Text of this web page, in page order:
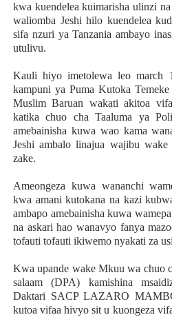
kwa kuendelea kuimarisha ulinzi
waliomba Jeshi hilo kuendelea
sifa nzuri ya Tanzania ambayo
utulivu.
Kauli hiyo imetolewa leo march
kampuni ya Puma Kutoka
Muslim Baruan wakati akitoa
katika chuo cha Taaluma ya
amebainisha kuwa wao kama
Jeshi ambalo linajua wajibu
zake.
Ameongeza kuwa wananchi
kwa amani kutokana na kazi
ambapo amebainisha kuwa
na askari hao wanavyo fanya
tofauti tofauti ikiwemo nyakati za
Kwa upande wake Mkuu wa chuo
salaam (DPA) kamishina
Daktari SACP LAZARO
kutoa vifaa hivyo sit u kuongeza